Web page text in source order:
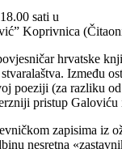
sati u
Koprivnica
hrvatske
Između
poeziji (za razliku
pristup
zapisima iz
nesretna